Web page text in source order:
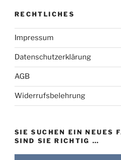
RECHTLICHES
Impressum
Datenschutzerklärung
AGB
Widerrufsbelehrung
SIE SUCHEN EIN NEUES
SIND SIE RICHTIG …